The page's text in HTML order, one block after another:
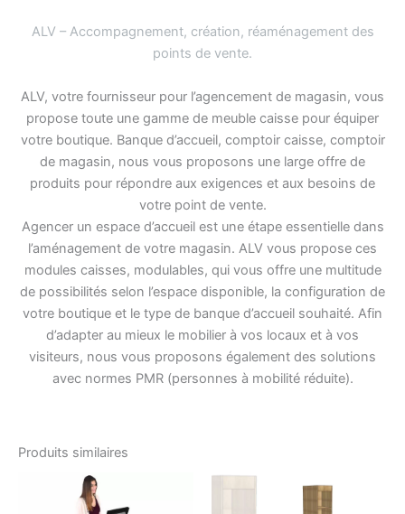
ALV – Accompagnement, création, réaménagement des
points de vente.
ALV, votre fournisseur pour l’agencement de magasin, vous
propose toute une gamme de meuble caisse pour équiper
votre boutique. Banque d’accueil, comptoir caisse, comptoir
de magasin, nous vous proposons une large offre de
produits pour répondre aux exigences et aux besoins de
votre point de vente.
Agencer un espace d’accueil est une étape essentielle dans
l’aménagement de votre magasin. ALV vous propose ces
modules caisses, modulables, qui vous offre une multitude
de possibilités selon l’espace disponible, la configuration de
votre boutique et le type de banque d’accueil souhaité. Afin
d’adapter au mieux le mobilier à vos locaux et à vos
visiteurs, nous vous proposons également des solutions
avec normes PMR (personnes à mobilité réduite).
Produits similaires